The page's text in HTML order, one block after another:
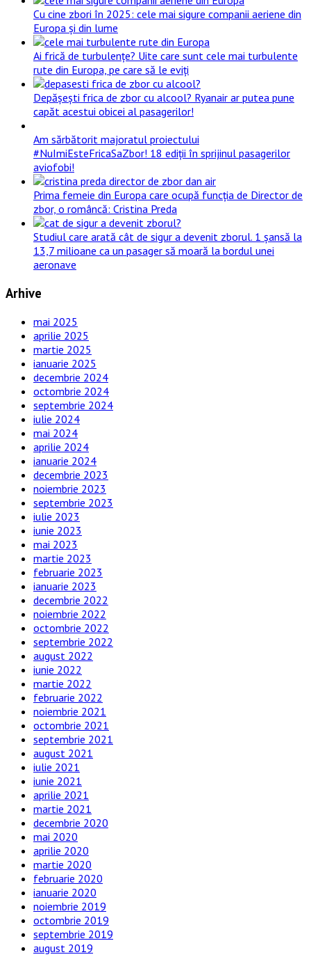
Cu cine zbori în 2025: cele mai sigure companii aeriene din
Europa și din lume
Ai frică de turbulențe? Uite care sunt cele mai turbulente
rute din Europa, pe care să le eviți
Depășești frica de zbor cu alcool? Ryanair ar putea pune
capăt acestui obicei al pasagerilor!
Am sărbătorit majoratul proiectului
#NuImiEsteFricaSaZbor! 18 ediții în sprijinul pasagerilor
aviofobi!
Prima femeie din Europa care ocupă funcția de Director de
zbor, o româncă: Cristina Preda
Studiul care arată cât de sigur a devenit zborul. 1 șansă la
13,7 milioane ca un pasager să moară la bordul unei
aeronave
Arhive
mai 2025
aprilie 2025
martie 2025
ianuarie 2025
decembrie 2024
octombrie 2024
septembrie 2024
iulie 2024
mai 2024
aprilie 2024
ianuarie 2024
decembrie 2023
noiembrie 2023
septembrie 2023
iulie 2023
iunie 2023
mai 2023
martie 2023
februarie 2023
ianuarie 2023
decembrie 2022
noiembrie 2022
octombrie 2022
septembrie 2022
august 2022
iunie 2022
martie 2022
februarie 2022
noiembrie 2021
octombrie 2021
septembrie 2021
august 2021
iulie 2021
iunie 2021
aprilie 2021
martie 2021
decembrie 2020
mai 2020
aprilie 2020
martie 2020
februarie 2020
ianuarie 2020
noiembrie 2019
octombrie 2019
septembrie 2019
august 2019